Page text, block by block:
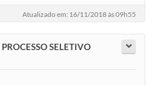
Atualizado em: 16/11/2018 às 09h55
SELETIVO